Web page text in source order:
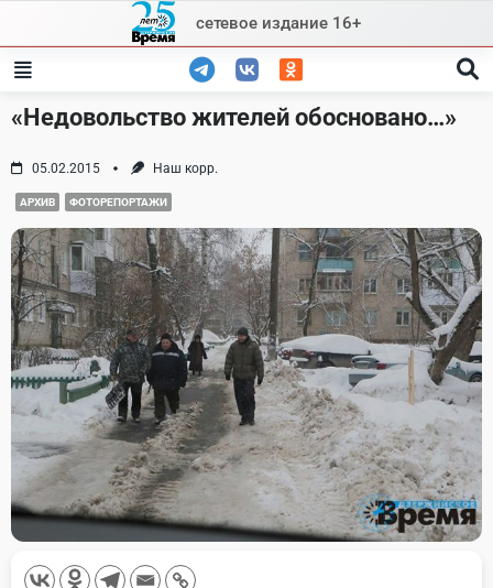
content
сетевое издание 16+
«Недовольство жителей обосновано…»
05.02.2015 Наш корр.
АРХИВ ФОТОРЕПОРТАЖИ